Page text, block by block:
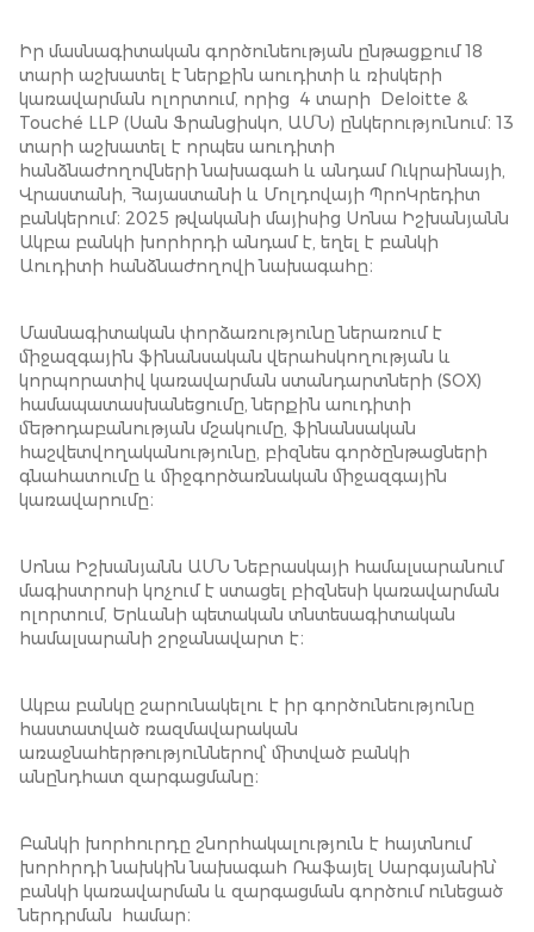
Իր մասնագիտական գործունեության ընթացքում 18
տարի աշխատել է ներքին աուդիտի և ռիսկերի
կառավարման ոլորտում, որից 4 տարի Deloitte &
Touché LLP (Սան Ֆրանցիսկո, ԱՄՆ) ընկերությունում։ 13
տարի աշխատել է որպես աուդիտի
հանձնաժողովների նախագահ և անդամ Ուկրաինայի,
Վրաստանի, Հայաստանի և Մոլդովայի ՊրոԿրեդիտ
բանկերում։ 2025 թվականի մայիսից Սոնա Իշխանյանն
Ակբա բանկի խորհրդի անդամ է, եղել է բանկի
Աուդիտի հանձնաժողովի նախագահը։
Մասնագիտական փորձառությունը ներառում է
միջազգային ֆինանսական վերահսկողության և
կորպորատիվ կառավարման ստանդարտների (SOX)
համապատասխանեցումը, ներքին աուդիտի
մեթոդաբանության մշակումը, ֆինանսական
հաշվետվողականությունը, բիզնես գործընթացների
գնահատումը և միջգործառնական միջազգային
կառավարումը։
Սոնա Իշխանյանն ԱՄՆ Նեբրասկայի համալսարանում
մագիստրոսի կոչում է ստացել բիզնեսի կառավարման
ոլորտում, Երևանի պետական տնտեսագիտական
համալսարանի շրջանավարտ է։
Ակբա բանկը շարունակելու է իր գործունեությունը
հաստատված ռազմավարական
առաջնահերթություններով՝ միտված բանկի
անընդհատ զարգացմանը։
Բանկի խորհուրդը շնորհակալություն է հայտնում
խորհրդի նախկին նախագահ Ռաֆայել Սարգսյանին՝
բանկի կառավարման և զարգացման գործում ունեցած
ներդրման համար։